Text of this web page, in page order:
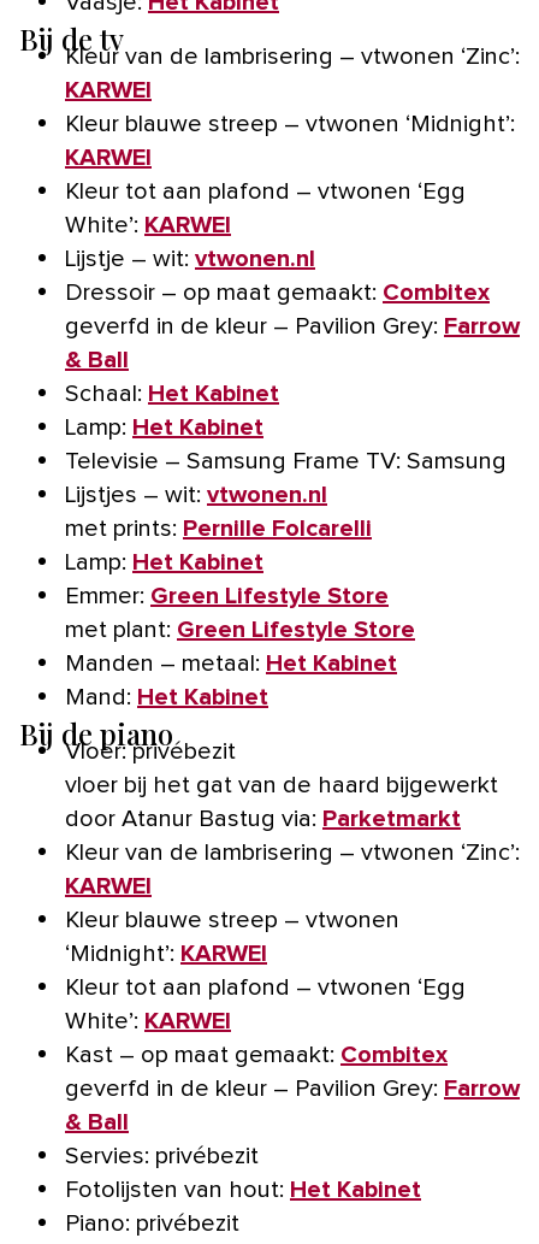
Bij de tv
Kleur van de lambrisering – vtwonen ‘Zinc’:
KARWEI
Kleur blauwe streep – vtwonen ‘Midnight’:
KARWEI
Kleur tot aan plafond – vtwonen ‘Egg
White’: KARWEI
Lijstje – wit: vtwonen.nl
Dressoir – op maat gemaakt: Combitex
geverfd in de kleur – Pavilion Grey: Farrow
& Ball
Schaal: Het Kabinet
Lamp: Het Kabinet
Televisie – Samsung Frame TV: Samsung
Lijstjes – wit: vtwonen.nl
met prints: Pernille Folcarelli
Lamp: Het Kabinet
Emmer: Green Lifestyle Store
met plant: Green Lifestyle Store
Manden – metaal: Het Kabinet
Mand: Het Kabinet
Bij de piano
Vloer: privébezit
vloer bij het gat van de haard bijgewerkt
door Atanur Bastug via: Parketmarkt
Kleur van de lambrisering – vtwonen ‘Zinc’:
KARWEI
Kleur blauwe streep – vtwonen
‘Midnight’: KARWEI
Kleur tot aan plafond – vtwonen ‘Egg
White’: KARWEI
Kast – op maat gemaakt: Combitex
geverfd in de kleur – Pavilion Grey: Farrow
& Ball
Servies: privébezit
Fotolijsten van hout: Het Kabinet
Piano: privébezit